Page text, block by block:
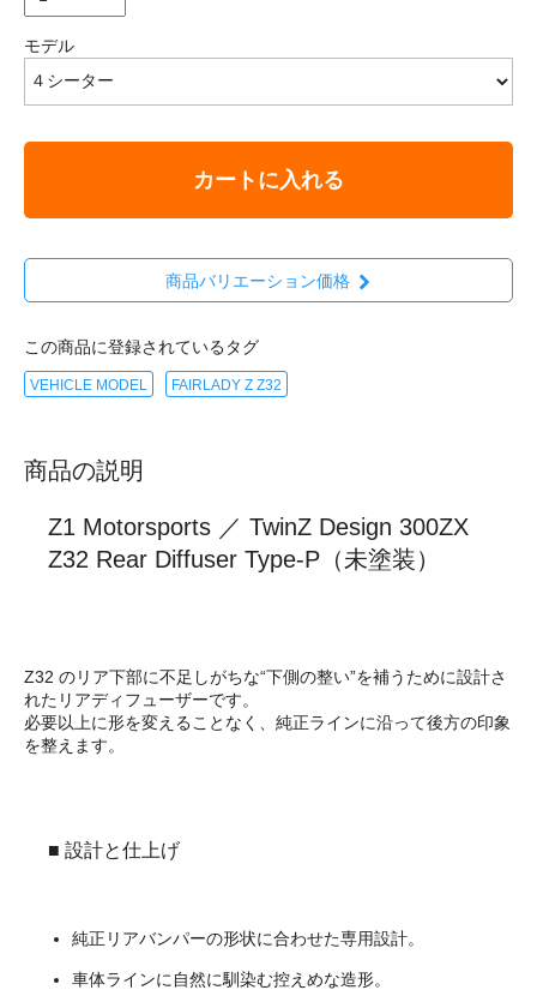
モデル
カートに入れる
商品バリエーション価格
この商品に登録されているタグ
VEHICLE MODEL FAIRLADY Z Z32
商品の説明
Z1 Motorsports ／ TwinZ Design 300ZX
Z32 Rear Diffuser Type-P（未塗装）
Z32 のリア下部に不足しがちな“下側の整い”を補うために設計さ
れたリアディフューザーです。
必要以上に形を変えることなく、純正ラインに沿って後方の印象
を整えます。
■ 設計と仕上げ
純正リアバンパーの形状に合わせた専用設計。
車体ラインに自然に馴染む控えめな造形。